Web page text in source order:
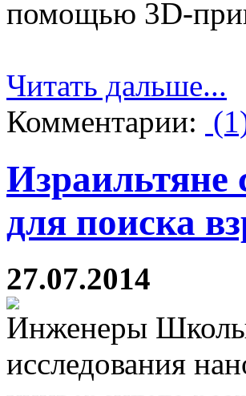
помощью 3D-
Читать дальше...
Комментарии:
Израильтяне
для поиска
27.07.2014
Инженеры Школы
исследования